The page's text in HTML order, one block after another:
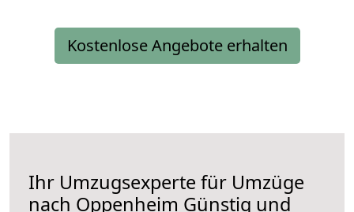
Kostenlose Angebote erhalten
Ihr Umzugsexperte für Umzüge
nach Oppenheim Günstig und